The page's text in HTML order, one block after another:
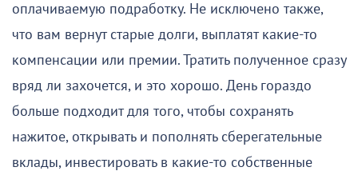
оплачиваемую подработку. Не исключено также,
что вам вернут старые долги, выплатят какие-то
компенсации или премии. Тратить полученное сразу
вряд ли захочется, и это хорошо. День гораздо
больше подходит для того, чтобы сохранять
нажитое, открывать и пополнять сберегательные
вклады, инвестировать в какие-то собственные